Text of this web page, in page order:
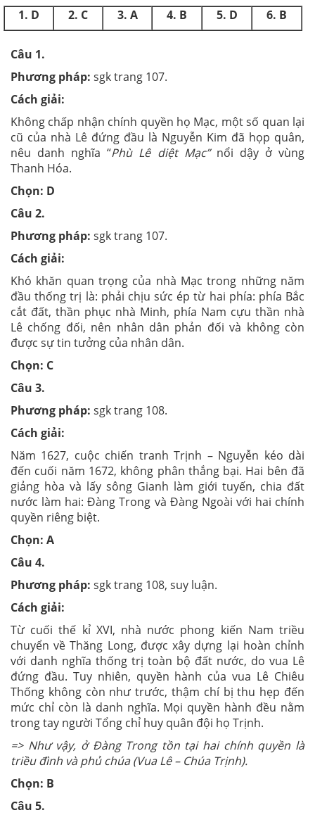
1. D
2. C 3. A 4. B 5. D 6. B
Câu 1.
Phương pháp: sgk trang 107.
Cách giải:
Không chấp nhận chính quyền họ Mạc, một số quan lại
cũ của nhà Lê đứng đầu là Nguyễn Kim đã họp quân,
nêu danh nghĩa “Phù Lê diệt Mạc”nổi dậy ở vùng
Thanh Hóa.
Chọn: D
Câu 2.
Phương pháp: sgk trang 107.
Cách giải:
Khó khăn quan trọng của nhà Mạc trong những năm
đầu thống trị là: phải chịu sức ép từ hai phía: phía Bắc
cắt đất, thần phục nhà Minh, phía Nam cựu thần nhà
Lê chống đối, nên nhân dân phản đối và không còn
được sự tin tưởng của nhân dân.
Chọn: C
Câu 3.
Phương pháp: sgk trang 108.
Cách giải:
Năm 1627, cuộc chiến tranh Trịnh – Nguyễn kéo dài
đến cuối năm 1672, không phân thắng bại. Hai bên đã
giảng hòa và lấy sông Gianh làm giới tuyến, chia đất
nước làm hai: Đàng Trong và Đàng Ngoài với hai chính
quyền riêng biệt.
Chọn: A
Câu 4.
Phương pháp: sgk trang 108, suy luận.
Cách giải:
Từ cuối thế kỉ XVI, nhà nước phong kiến Nam triều
chuyển về Thăng Long, được xây dựng lại hoàn chỉnh
với danh nghĩa thống trị toàn bộ đất nước, do vua Lê
đứng đầu. Tuy nhiên, quyền hành của vua Lê Chiêu
Thống không còn như trước, thậm chí bị thu hẹp đến
mức chỉ còn là danh nghĩa. Mọi quyền hành đều nằm
trong tay người Tổng chỉ huy quân đội họ Trịnh.
=> Như vậy, ở Đàng Trong tồn tại hai chính quyền là
triều đình và phủ chúa (Vua Lê – Chúa Trịnh).
Chọn: B
Câu 5.